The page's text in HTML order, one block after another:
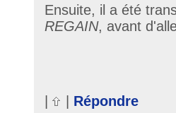
Ensuite, il a été
REGAIN, avant
| | Répondre